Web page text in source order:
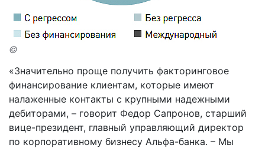
©
«Значительно проще получить факторинговое
финансирование клиентам, которые имеют
налаженные контакты с крупными надежными
дебиторами, – говорит Федор Сапронов, старший
вице-президент, главный управляющий директор
по корпоративному бизнесу Альфа-банка. – Мы